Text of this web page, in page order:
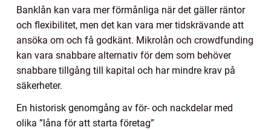
Banklån kan vara mer förmånliga när det gäller räntor
och flexibilitet, men det kan vara mer tidskrävande att
ansöka om och få godkänt. Mikrolån och crowdfunding
kan vara snabbare alternativ för dem som behöver
snabbare tillgång till kapital och har mindre krav på
säkerheter.
En historisk genomgång av för- och nackdelar med
olika ”låna för att starta företag”